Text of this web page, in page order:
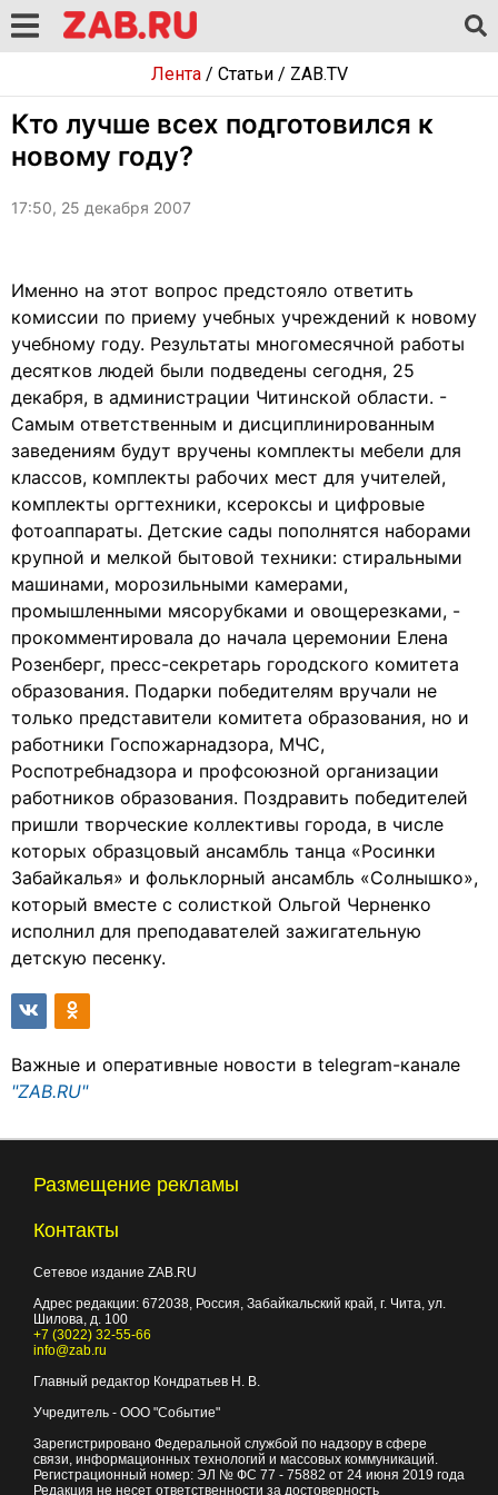
Лента/ Статьи/ ZAB.TV
Кто лучше всех подготовился к
новому году?
17:50, 25 декабря 2007
Именно на этот вопрос предстояло ответить
комиссии по приему учебных учреждений к новому
учебному году. Результаты многомесячной работы
десятков людей были подведены сегодня, 25
декабря, в администрации Читинской области. -
Самым ответственным и дисциплинированным
заведениям будут вручены комплекты мебели для
классов, комплекты рабочих мест для учителей,
комплекты оргтехники, ксероксы и цифровые
фотоаппараты. Детские сады пополнятся наборами
крупной и мелкой бытовой техники: стиральными
машинами, морозильными камерами,
промышленными мясорубками и овощерезками, -
прокомментировала до начала церемонии Елена
Розенберг, пресс-секретарь городского комитета
образования. Подарки победителям вручали не
только представители комитета образования, но и
работники Госпожарнадзора, МЧС,
Роспотребнадзора и профсоюзной организации
работников образования. Поздравить победителей
пришли творческие коллективы города, в числе
которых образцовый ансамбль танца «Росинки
Забайкалья» и фольклорный ансамбль «Солнышко»,
который вместе с солисткой Ольгой Черненко
исполнил для преподавателей зажигательную
детскую песенку.
Важные и оперативные новости в telegram-канале
"ZAB.RU"
Размещение рекламы
Контакты
Сетевое издание ZAB.RU
Адрес редакции: 672038, Россия, Забайкальский край, г. Чита, ул.
Шилова, д. 100
+7 (3022) 32-55-66
info@zab.ru
Главный редактор Кондратьев Н. В.
Учредитель - ООО "Событие"
Зарегистрировано Федеральной службой по надзору в сфере
связи, информационных технологий и массовых коммуникаций.
Регистрационный номер: ЭЛ № ФС 77 - 75882 от 24 июня 2019 года
Редакция не несет ответственности за достоверность